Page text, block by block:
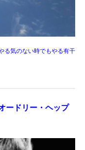
る気のない時でもやる有干
ードリー・ヘップ